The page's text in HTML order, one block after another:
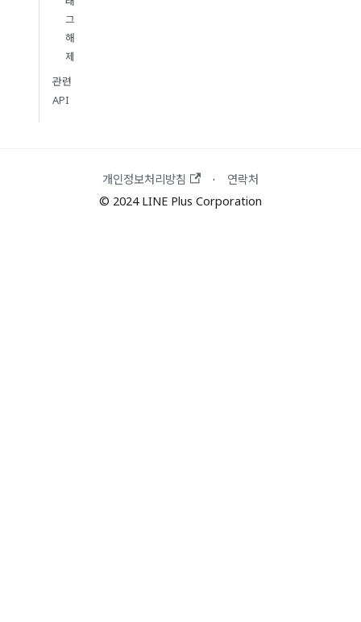
그
해
제
관련
API
개인정보처리방침 ·
연락처
© 2024 LINE Plus Corporation